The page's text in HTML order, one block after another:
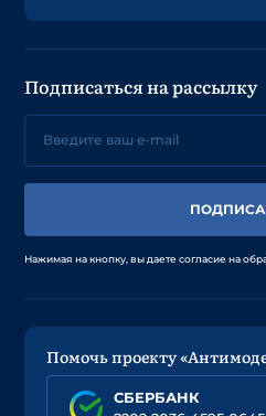
Подписаться на рассылку
Нажимая на кнопку, вы даете согласие на
Помочь проекту
СБЕРБАНК